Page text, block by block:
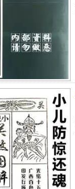
购买